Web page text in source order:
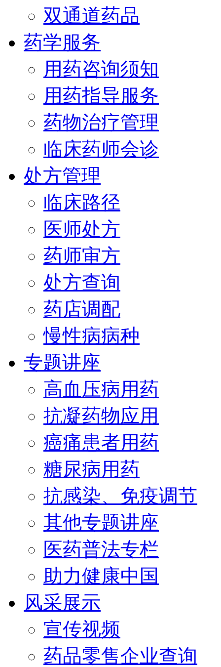
双通道药品
药学服务
用药咨询须知
用药指导服务
药物治疗管理
临床药师会诊
处方管理
临床路径
医师处方
药师审方
处方查询
药店调配
慢性病病种
专题讲座
高血压病用药
抗凝药物应用
癌痛患者用药
糖尿病用药
抗感染、免疫调节
其他专题讲座
医药普法专栏
助力健康中国
风采展示
宣传视频
药品零售企业查询